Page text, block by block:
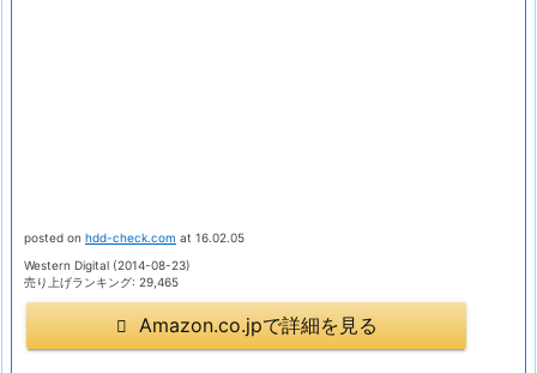
posted on hdd-check.com at 16.02.05
Western Digital (2014-08-23)
売り上げランキング: 29,465
Amazon.co.jpで詳細を見る